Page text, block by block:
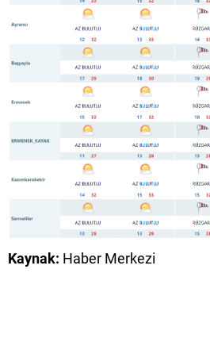
Kaynak: Haber Merkezi